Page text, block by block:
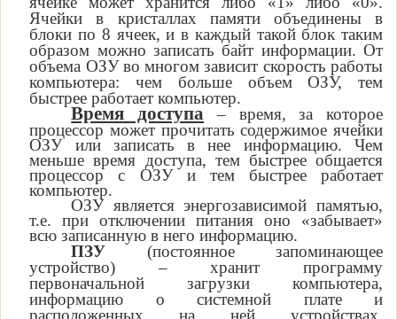
Ячейки в кристаллах памяти объединены в
блоки по 8 ячеек, и в каждый такой блок таким
образом можно записать байт информации. От
объема ОЗУ во многом зависит скорость работы
компьютера: чем больше объем ОЗУ, тем
быстрее работает компьютер.
Время доступа – время,
за которое
процессор может прочитать содержимое ячейки
ОЗУ или записать в нее информацию. Чем
меньше время доступа, тем быстрее общается
процессор с ОЗУ и тем быстрее работает
компьютер.
ОЗУ является энергозависимой памятью,
т.е. при отключении питания оно «забывает»
всю записанную в него информацию.
ПЗУ (постоянное запоминающее
устройство) –
хранит программу
первоначальной загрузки компьютера,
информацию о системной плате и
расположенных на ней устройствах,